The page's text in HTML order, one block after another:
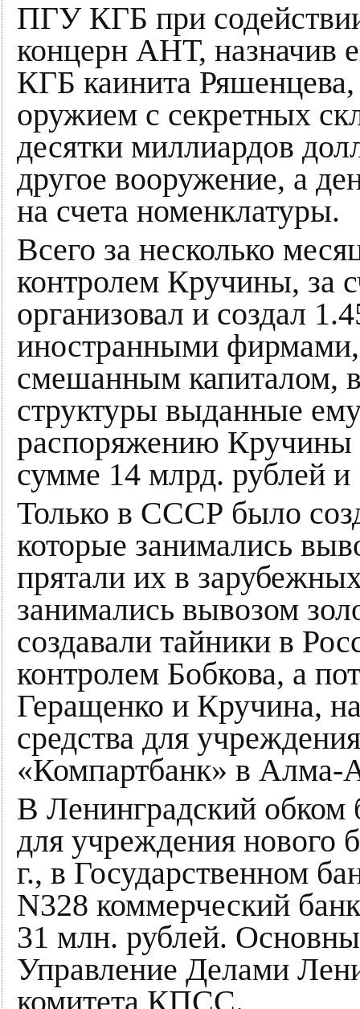
ПГУ КГБ при
концерн АНТ, назначив
КГБ каинита Ряшенцева,
оружием с секретных
десятки миллиардов
другое вооружение, а
на счета номенклатуры.
Всего за несколько
контролем Кручины,
организовал и создал
иностранными
смешанным капиталом,
структуры выданные
распоряжению Кручины
сумме 14 млрд. рублей
Только в СССР было
которые занимались
прятали их в
занимались вывозом
создавали тайники в
контролем Бoбкова, а
Геращенко и Кручина,
средства для
«Компартбанк» в Алма-
В Ленинградский обком
для учреждения нового
г., в Государственном
N328 коммерческий
31 млн. рублей.
Управление Делами
комитета КПСС.